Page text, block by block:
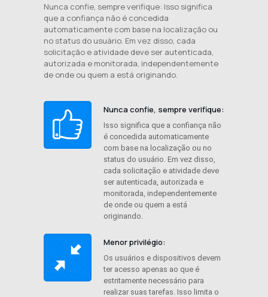
Nunca confie, sempre verifique: Isso significa
que a confiança não é concedida
automaticamente com base na localização ou
no status do usuário. Em vez disso, cada
solicitação e atividade deve ser autenticada,
autorizada e monitorada, independentemente
de onde ou quem a está originando.
Nunca confie, sempre verifique:
Isso significa que a confiança não
é concedida automaticamente
com base na localização ou no
status do usuário. Em vez disso,
cada solicitação e atividade deve
ser autenticada, autorizada e
monitorada, independentemente
de onde ou quem a está
originando.
Menor privilégio:
Os usuários e dispositivos devem
ter acesso apenas ao que é
estritamente necessário para
realizar suas tarefas. Isso limita o